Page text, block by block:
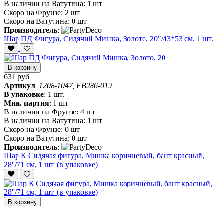
В наличии на Ватутина: 1 шт
Скоро на Фрунзе: 2 шт
Скоро на Ватутина: 0 шт
Производитель:
Шар ПД Фигура, Сидячий Мишка, Золото, 20"/43*53 см, 1 шт.
В корзину
631 руб
Артикул: 1208-1047, FB286-019
В упаковке: 1 шт.
Мин. партия: 1 шт
В наличии на Фрунзе: 4 шт
В наличии на Ватутина: 1 шт
Скоро на Фрунзе: 0 шт
Скоро на Ватутина: 0 шт
Производитель:
Шар К Сидячая фигура, Мишка коричневый, бант красный,
28''/71 см, 1 шт. (в упаковке)
В корзину